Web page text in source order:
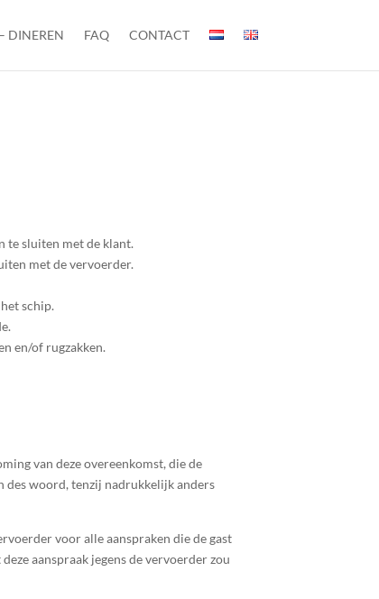
DINEREN FAQ CONTACT
te sluiten met de klant.
met de vervoerder.
schip.
en/of rugzakken.
van deze overeenkomst, die de
des woord, tenzij nadrukkelijk anders
voor alle aanspraken die de gast
aanspraak jegens de vervoerder zou